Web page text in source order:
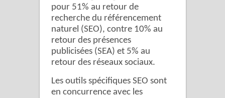
pour 51% au retour de
recherche du référencement
naturel (SEO), contre 10% au
retour des présences
publicisées (SEA) et 5% au
retour des réseaux sociaux.
Les outils spécifiques SEO sont
en concurrence avec les